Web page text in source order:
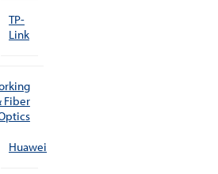
TP-
Link
Fiber
Huawei